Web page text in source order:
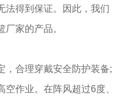
法得到保证。因此，我们
家的产品。
，合理穿戴安全防护装备;
作业。在阵风超过6度、